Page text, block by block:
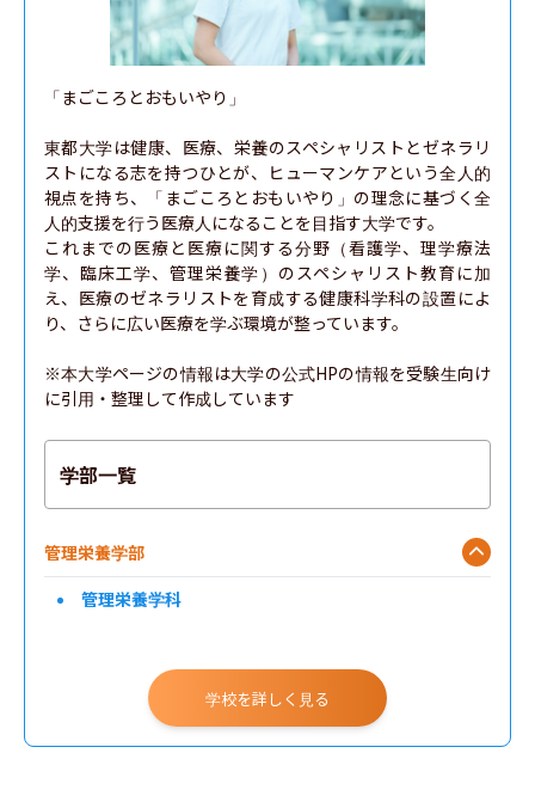
「まごころとおもいやり」
東都大学は健康、医療、栄養のスペシャリストとゼネラリ
ストになる志を持つひとが、ヒューマンケアという全人的
視点を持ち、「まごころとおもいやり」の理念に基づく全
人的支援を行う医療人になることを目指す大学です。
これまでの医療と医療に関する分野（看護学、理学療法
学、臨床工学、管理栄養学）のスペシャリスト教育に加
え、医療のゼネラリストを育成する健康科学科の設置によ
り、さらに広い医療を学ぶ環境が整っています。
※本大学ページの情報は大学の公式HPの情報を受験生向け
に引用・整理して作成しています
学部一覧
管理栄養学部
管理栄養学科
学校を詳しく見る